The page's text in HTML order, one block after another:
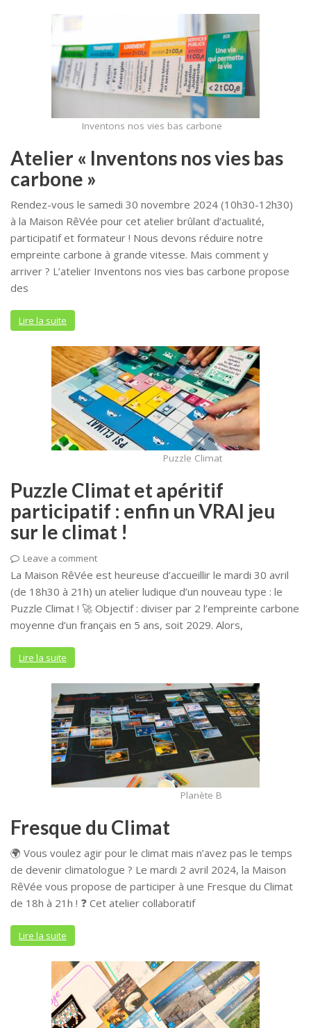
Inventons nos vies bas carbone
Atelier « Inventons nos vies bas
carbone »
Rendez-vous le samedi 30 novembre 2024 (10h30-12h30)
à la Maison RêVée pour cet atelier brûlant d’actualité,
participatif et formateur ! Nous devons réduire notre
empreinte carbone à grande vitesse. Mais comment y
arriver ? L’atelier Inventons nos vies bas carbone propose
des
Lire la suite
Puzzle Climat
Puzzle Climat et apéritif
participatif : enfin un VRAI jeu
sur le climat !
Leave a comment
La Maison RêVée est heureuse d’accueillir le mardi 30 avril
(de 18h30 à 21h) un atelier ludique d’un nouveau type : le
Puzzle Climat ! 🚀 Objectif : diviser par 2 l’empreinte carbone
moyenne d’un français en 5 ans, soit 2029. Alors,
Lire la suite
Planète B
Fresque du Climat
🌍 Vous voulez agir pour le climat mais n’avez pas le temps
de devenir climatologue ? Le mardi 2 avril 2024, la Maison
RêVée vous propose de participer à une Fresque du Climat
de 18h à 21h ! ❓ Cet atelier collaboratif
Lire la suite